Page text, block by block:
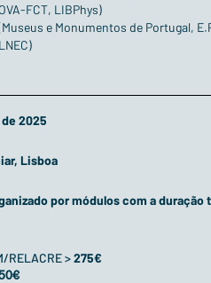
FCT, LIBPhys)
e Monumentos de Portugal,
2025
Lisboa
por módulos com a duração
RELACRE >275€